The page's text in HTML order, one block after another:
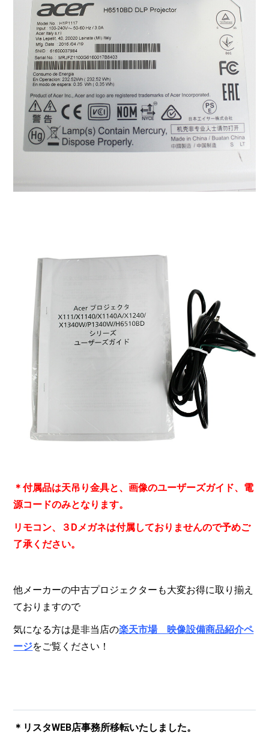
＊付属品は天吊り金具と、画像のユーザーズガイド、電
源コードのみとなります。
リモコン、３Dメガネは付属しておりませんので予めご
了承ください。
他メーカーの中古プロジェクターも大変お得に取り揃え
ておりますので
気になる方は是非当店の楽天市場 映像設備商品紹介ペ
ージをご覧ください！
＊リスタWEB店事務所移転いたしました。